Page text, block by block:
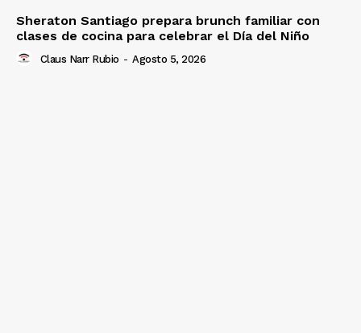
Sheraton Santiago prepara brunch familiar con
clases de cocina para celebrar el Día del Niño
Claus Narr Rubio - Agosto 5, 2026